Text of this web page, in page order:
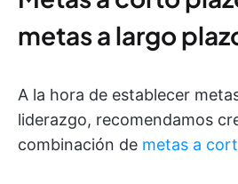
metas a largo
A la hora de establecer
liderazgo, recomendamos
combinación de metas a